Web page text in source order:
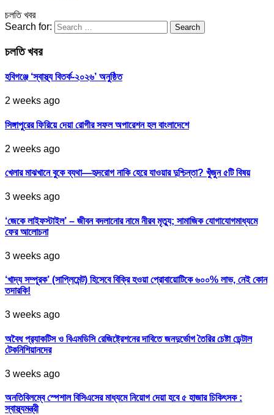
চলতি খবর
Search for:
চলতি খবর
হবিগঞ্জে ‘স্বাস্থ্য বিতর্ক-২০২৬’ অনুষ্ঠিত
2 weeks ago
সিঙ্গাপুরের ফিরিয়ে দেয়া রোগীর সফল অপারেশন হল বাংলাদেশে
2 weeks ago
খেলার মাঝখানে বুকে ব্যথা—হৃদরোগ নাকি হেরে যাওয়ার দুশ্চিন্তা? খুঁজুন ৫টি বিষয়
3 weeks ago
‘জেকে লাইফস্টাইল’ – জীবন বদলানোর নামে নীরব মৃত্যু; সামাজিক যোগাযোগমাধ্যমে
ফের আলোচনা
3 weeks ago
‘খাদ্য সম্পূরক’ (সাপ্লিমেন্ট) হিসেবে বিক্রি হওয়া প্রোবায়োটিকে ৬০০% লাভ, নেই কোন
তদারকি!
3 weeks ago
অবৈধ প্র‍্যাকটিস ও বিএমডিসি রেজিষ্ট্রেশনের দাবিতে জনদুর্ভোগ তৈরির চেষ্টা ডেন্টাল
টেকনিশিয়ানদের
3 weeks ago
অনতিবিলম্বে স্পেশাল বিসিএসের মাধ্যমে নিয়োগ দেয়া হবে ৫ হাজার চিকিৎসক :
স্বাস্থ্যমন্ত্রী